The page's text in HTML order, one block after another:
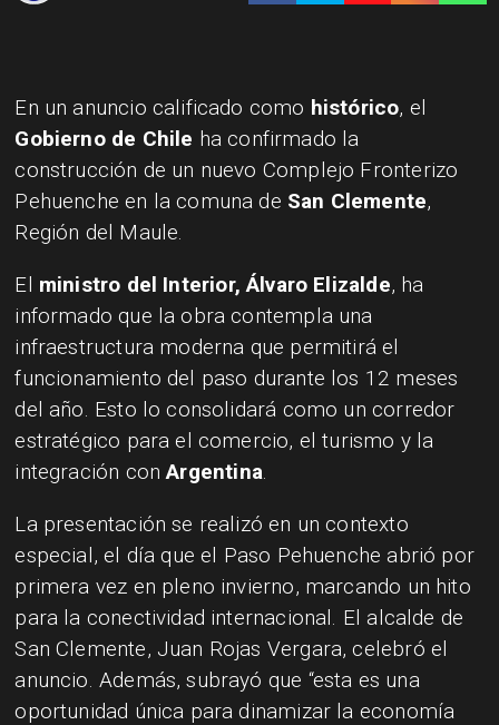
En un anuncio calificado como histórico, el
Gobierno de Chile ha confirmado la
construcción de un nuevo Complejo Fronterizo
Pehuenche en la comuna de San Clemente,
Región del Maule.
El ministro del Interior, Álvaro Elizalde, ha
informado que la obra contempla una
infraestructura moderna que permitirá el
funcionamiento del paso durante los 12 meses
del año. Esto lo consolidará como un corredor
estratégico para el comercio, el turismo y la
integración conArgentina.
La presentación se realizó en un contexto
especial, el día que el Paso Pehuenche abrió por
primera vez en pleno invierno, marcando un hito
para la conectividad internacional. El alcalde de
San Clemente, Juan Rojas Vergara, celebró el
anuncio. Además, subrayó que “esta es una
oportunidad única para dinamizar la economía